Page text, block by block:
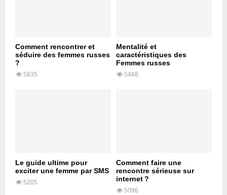
Comment rencontrer et
séduire des femmes russes
?
5835
Mentalité et
caractéristiques des
Femmes russes
5468
Le guide ultime pour
exciter une femme par SMS
5205
Comment faire une
rencontre sérieuse sur
internet ?
5096